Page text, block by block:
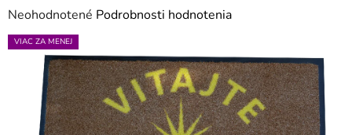
Priemerné
hodnotenie
produktu
Neohodnotené Podrobnosti hodnotenia
VIAC ZA MENEJ